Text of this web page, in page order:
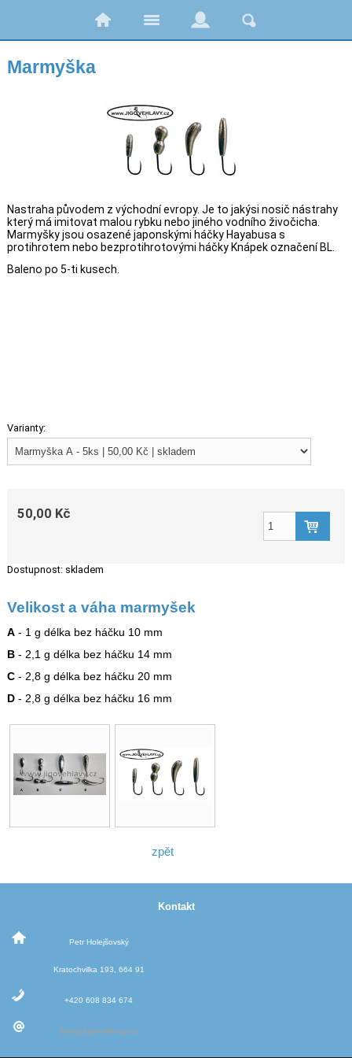
Marmyška
Nastraha původem z východní evropy. Je to jakýsi nosič nástrahy
který má imitovat malou rybku nebo jiného vodního živočicha.
Marmyšky jsou osazené japonskými háčky Hayabusa s
protihrotem nebo bezprotihrotovými háčky Knápek označení BL.
Baleno po 5-ti kusech.
Varianty:
50,00 Kč
Dostupnost: skladem
Velikost a váha marmyšek
A- 1 g délka bez háčku 10 mm
B- 2,1 g délka bez háčku 14 mm
C- 2,8 g délka bez háčku 20 mm
D- 2,8 g délka bez háčku 16 mm
zpět
Kontakt
Petr Holejšovský
Kratochvilka 193, 664 91
+420 608 834 674
info@jigovehlavy.cz